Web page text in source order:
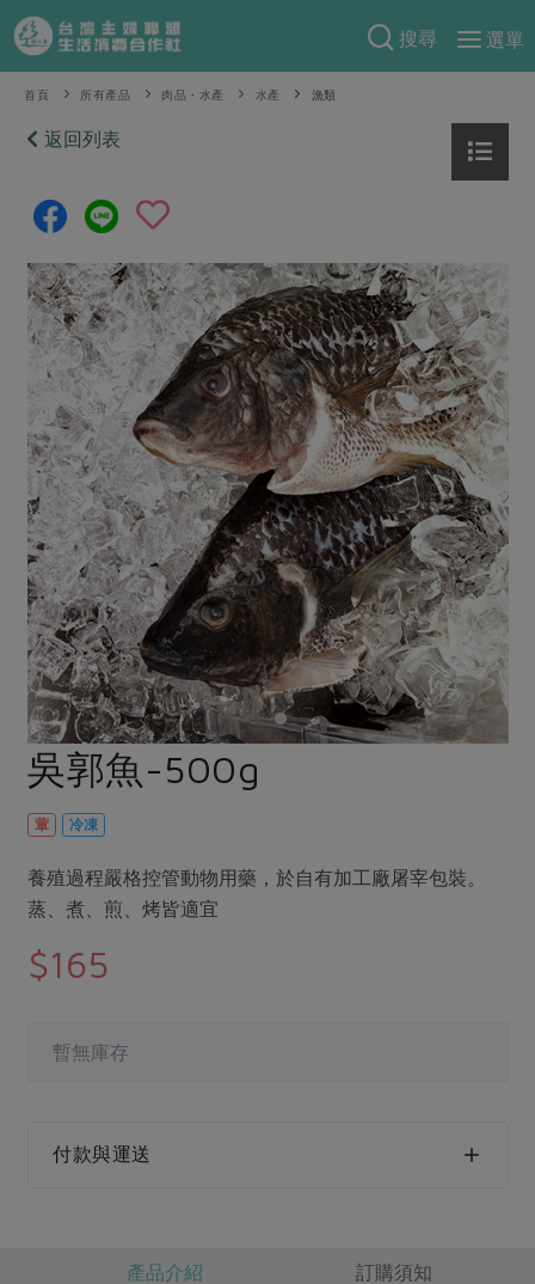
搜尋
選單
產品分類
當季蔬果
芽苗類
辛香料類
奶蛋豆・五穀
乳製品
豆製品 米麵雜糧
肉品・水產
畜產肉類 水產
水畜加工品
調理食材・點心
調味醬料/南北貨 烘焙
休閒零嘴 沖泡飲品
保健食品
美妝保養
日用品
優惠專區
樂齡友善
食譜料理
食材
麵食
肉食
海鮮
常備菜
蔬食
蛋料理
料理方式
烘焙．點心
醬料
湯品．鍋物
漬物
異國料理
養身食補
特別企畫
預購活動
把最好的台灣味帶回家！
防災用品預購圓滿結束
2026年端午節預購圓滿結束
更多預購活動
當季產品
傳到心坎裡，誠心又澎派
合作25-經典快閃最後一週
合作25-精選產品第四彈
更多當季產品
議題活動
主婦聯盟X樂齡網特約優惠案
2024農業發展計畫年度報告
更多議題活動
綠主張
觀點文章
主婦食堂 一籃菜真心話
社內大小事 合作聯合國
產品故事 生活提案
樂齡生活 親子食育
廚房瑜伽
關注議題
減硝酸鹽 惜食
非基改運動 支持本土農糧
廢核運動 能源議題
減添加物
公益金
更多議題
典藏閱覽室
關於合作社
認識合作社
關於我們
合作社組織
員工與求才
產品檢驗
自主把關
檢驗報告
硝酸鹽檢驗
社員權益
社務專區
選舉專區
重要公告
首頁 所有產品 肉品・水產 水產 漁類
返回列表
吳郭魚-500g
葷 冷凍
養殖過程嚴格控管動物用藥，於自有加工廠屠宰包裝。
蒸、煮、煎、烤皆適宜
$165
暫無庫存
付款與運送
產品介紹 訂購須知